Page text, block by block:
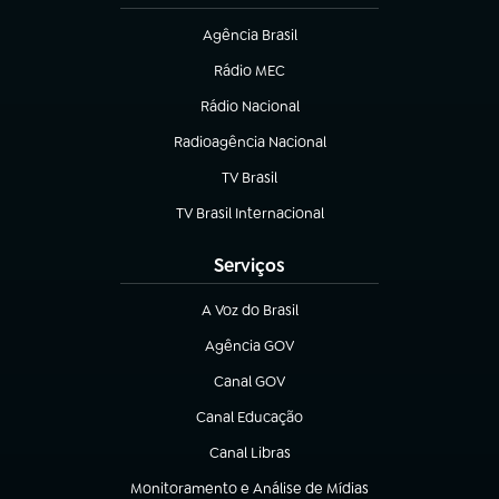
Agência Brasil
(abre em nova aba)
Rádio MEC
(abre em nova aba)
Rádio Nacional
Radioagência Nacional
(abre em nova aba)
TV Brasil
(abre em nova aba)
TV Brasil Internacional
(abre em nova aba)
Serviços
A Voz do Brasil
(abre em nova aba)
Agência GOV
(abre em nova aba)
Canal GOV
(abre em nova aba)
Canal Educação
(abre em nova aba)
Canal Libras
(abre em nova aba)
Monitoramento e Análise de Mídias
(abre em nova aba)